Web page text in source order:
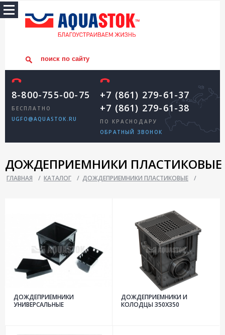
8-800-755-00-75
БЕСПЛАТНО
UGFO@AQUASTOK.RU
+7 (861) 279-61-37
+7 (861) 279-61-38
ПО КРАСНОДАРУ
ОБРАТНЫЙ ЗВОНОК
ДОЖДЕПРИЕМНИКИ ПЛАСТИКОВЫЕ
ГЛАВНАЯ / КАТАЛОГ / ДОЖДЕПРИЕМНИКИ ПЛАСТИКОВЫЕ /
ДОЖДЕПРИЕМНИКИ
УНИВЕРСАЛЬНЫЕ
ДОЖДЕПРИЕМНИКИ И
КОЛОДЦЫ 350Х350